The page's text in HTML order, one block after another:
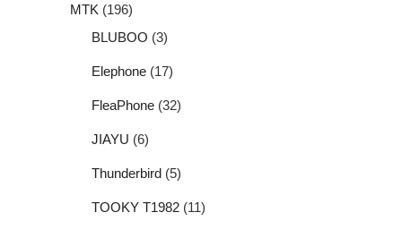
MTK (196)
BLUBOO (3)
Elephone (17)
FleaPhone (32)
JIAYU (6)
Thunderbird (5)
TOOKY T1982 (11)